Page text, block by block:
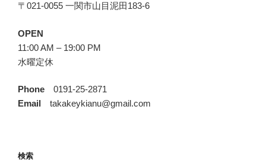
〒021-0055 一関市山目泥田183-6
OPEN
11:00 AM – 19:00 PM
水曜定休
Phone 0191-25-2871
Email takakeykianu@gmail.com
検索